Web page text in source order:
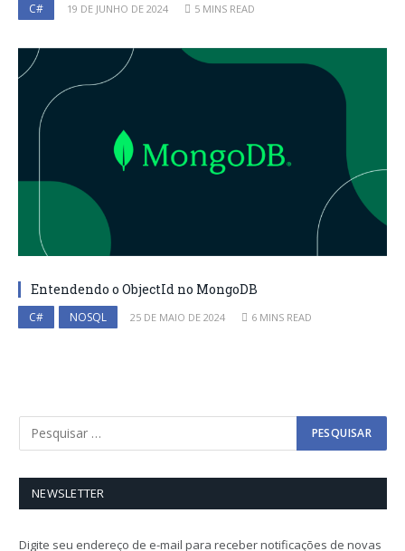
C# 19 DE JUNHO DE 2024 5 MINS READ
Entendendo o ObjectId no MongoDB
C# NOSQL 25 DE MAIO DE 2024 6 MINS READ
NEWSLETTER
Digite seu endereço de e-mail para receber notificações de novas